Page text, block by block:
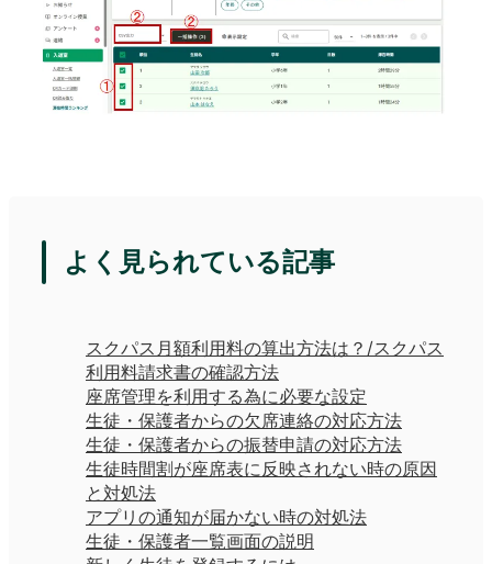
よく見られている記事
スクパス月額利用料の算出方法は？/スクパス
利用料請求書の確認方法
アプリの通知が届かない時の対処法
座席管理を利用する為に必要な設定
生徒・保護者からの欠席連絡の対応方法
生徒・保護者からの振替申請の対応方法
生徒・保護者一覧画面の説明
生徒時間割が座席表に反映されない時の原因
と対処法